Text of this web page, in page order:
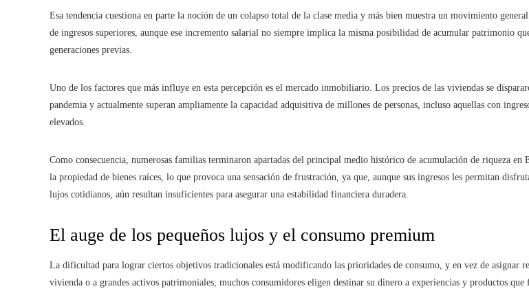
Esa tendencia cuestiona en parte la noción de un colapso total de la clase media y más bien muestra un movimiento
de ingresos superiores, aunque ese incremento salarial no siempre implica la misma posibilidad de acumular patrimonio
generaciones previas.
Uno de los factores que más influye en esta percepción es el mercado inmobiliario. Los precios de las viviendas se
pandemia y actualmente superan ampliamente la capacidad adquisitiva de millones de personas, incluso aquellas con
elevados.
Como consecuencia, numerosas familias terminaron apartadas del principal medio histórico de acumulación de riqueza en
la propiedad de bienes raíces, lo que provoca una sensación de frustración, ya que, aunque sus ingresos les permitan
lujos cotidianos, aún resultan insuficientes para asegurar una estabilidad financiera duradera.
El auge de los pequeños lujos y el consumo premium
La dificultad para lograr ciertos objetivos tradicionales está modificando las prioridades de consumo, y en vez de asignar
vivienda o a grandes activos patrimoniales, muchos consumidores eligen destinar su dinero a experiencias y productos que